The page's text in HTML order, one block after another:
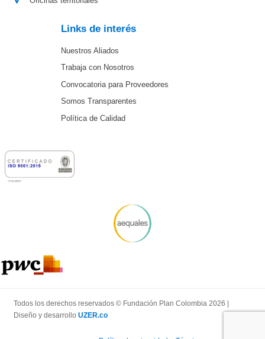
Links de interés
Nuestros Aliados
Trabaja con Nosotros
Convocatoria para Proveedores
Somos Transparentes
Política de Calidad
Todos los derechos reservados © Fundación Plan Colombia 2026 |
Diseño y desarrollo UZER.co